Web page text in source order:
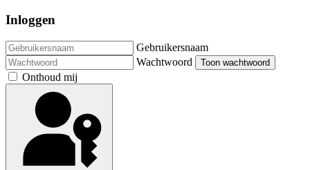
Inloggen
Gebruikersnaam
Wachtwoord
Toon wachtwoord
Onthoud mij